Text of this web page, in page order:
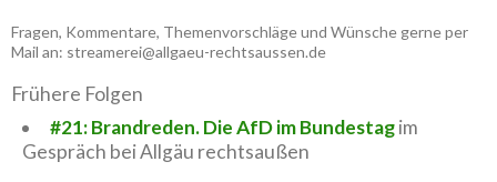
Fragen, Kommentare, Themenvorschläge und Wünsche gerne per
Mail an: streamerei@allgaeu-rechtsaussen.de
Frühere Folgen
#21: Brandreden. Die AfD im Bundestagim
Gespräch bei Allgäu rechtsaußen